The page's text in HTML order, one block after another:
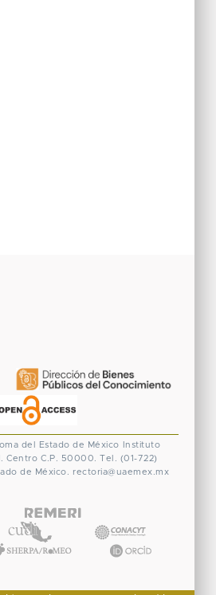
del Estado de México
Instituto
Centro C.P. 50000. Tel. (01-722)
de México. rectoria@uaemex.mx